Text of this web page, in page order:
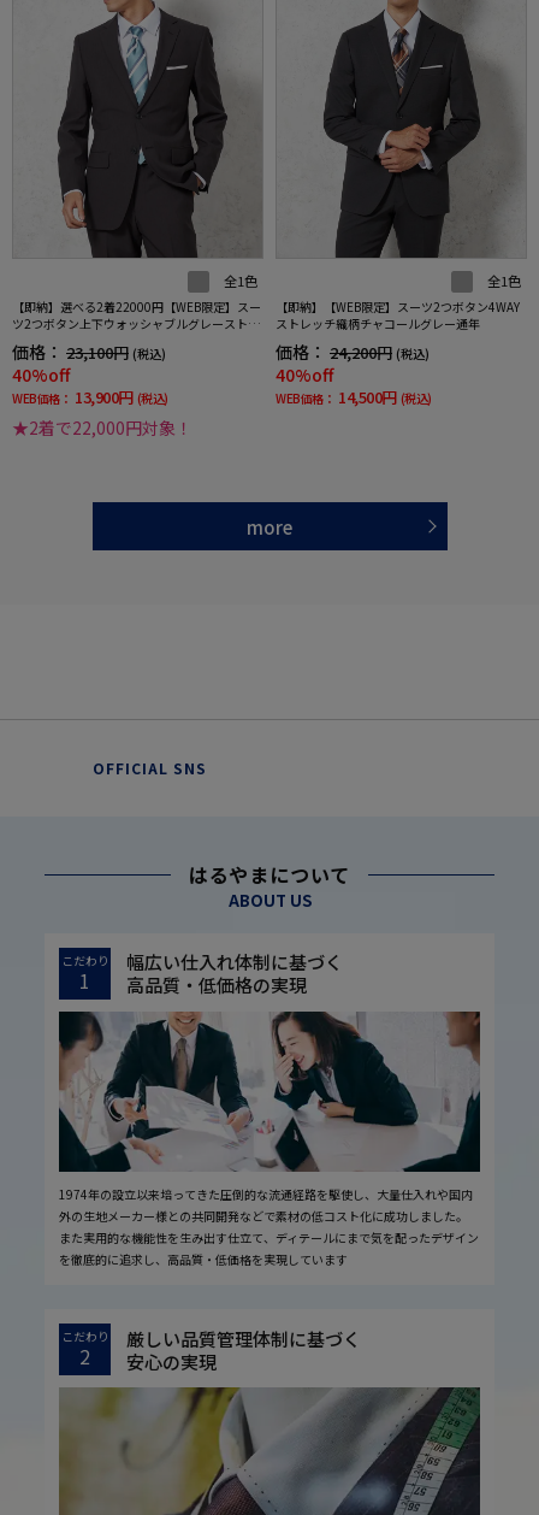
全1色
【即納】選べる2着22000円【WEB限定】スー
ツ2つボタン上下ウォッシャブルグレーストラ
価格： 23,100円 (税込)
40%off
WEB価格： 13,900円 (税込)
★2着で22,000円対象！
全1色
【即納】【WEB限定】スーツ2つボタン4WAY
ストレッチ織柄チャコールグレー通年
価格： 24,200円 (税込)
40%off
WEB価格： 14,500円 (税込)
more
OFFICIAL SNS
はるやまについて
ABOUT US
こだわり
1
幅広い仕入れ体制に基づく
高品質・低価格の実現
1974年の設立以来培ってきた圧倒的な流通経路を駆使し、大量仕入れや国内
外の生地メーカー様との共同開発などで素材の低コスト化に成功しました。
また実用的な機能性を生み出す仕立て、ディテールにまで気を配ったデザイン
を徹底的に追求し、高品質・低価格を実現しています
こだわり
2
厳しい品質管理体制に基づく
安心の実現